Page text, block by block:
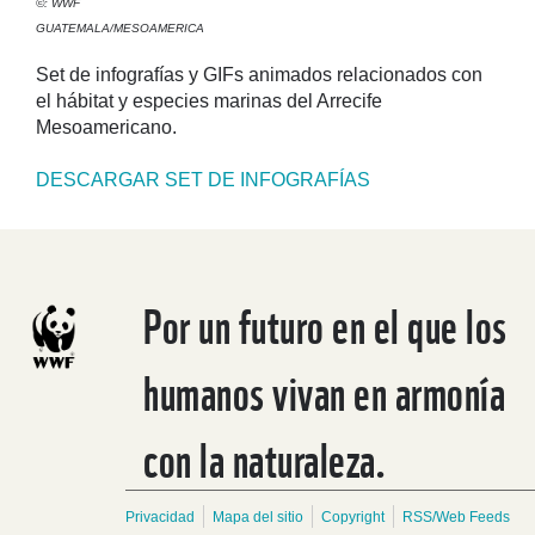
©: WWF
GUATEMALA/MESOAMERICA
Set de infografías y GIFs animados relacionados con
el hábitat y especies marinas del Arrecife
Mesoamericano.
DESCARGAR SET DE INFOGRAFÍAS
Por un futuro en el que los
humanos vivan en armonía
con la naturaleza.
Privacidad Mapa del sitio Copyright RSS/Web Feeds